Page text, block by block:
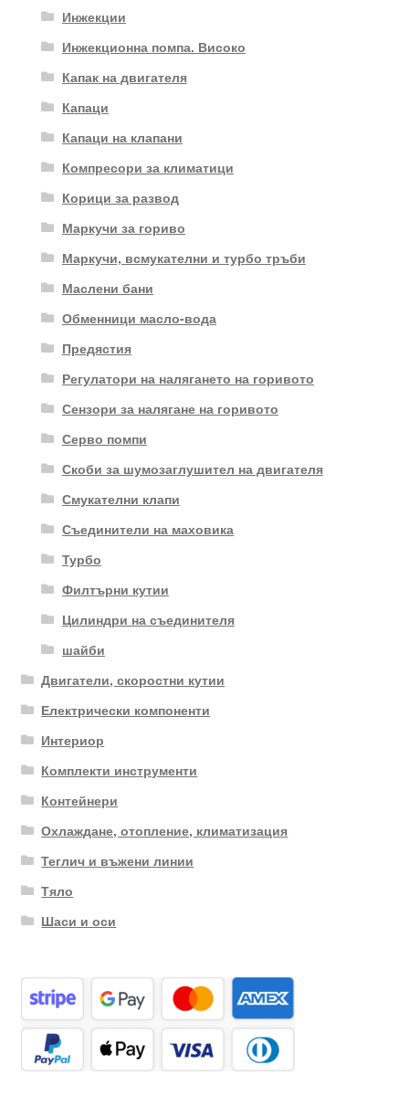
Инжекции
Инжекционна помпа. Високо
Капак на двигателя
Капаци
Капаци на клапани
Компресори за климатици
Корици за развод
Маркучи за гориво
Маркучи, всмукателни и турбо тръби
Маслени бани
Обменници масло-вода
Предястия
Регулатори на налягането на горивото
Сензори за налягане на горивото
Серво помпи
Скоби за шумозаглушител на двигателя
Смукателни клапи
Съединители на маховика
Турбо
Филтърни кутии
Цилиндри на съединителя
шайби
Двигатели, скоростни кутии
Електрически компоненти
Интериор
Комплекти инструменти
Контейнери
Охлаждане, отопление, климатизация
Теглич и въжени линии
Тяло
Шаси и оси